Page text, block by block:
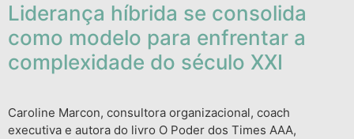
Liderança híbrida se consolida
como modelo para enfrentar a
complexidade do século XXI
Caroline Marcon, consultora organizacional, coach
executiva e autora do livro O Poder dos Times AAA,